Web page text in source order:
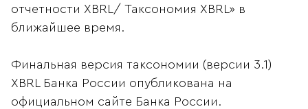
отчетности XBRL/ Таксономия XBRL» в
ближайшее время.
Финальная версия таксономии (версии 3.1)
XBRL Банка России опубликована на
официальном сайте Банка России.